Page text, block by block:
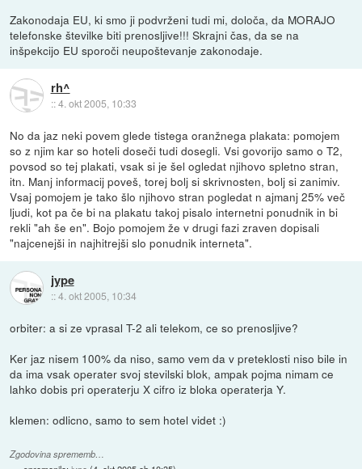
Zakonodaja EU, ki smo ji podvrženi tudi mi, določa, da MORAJO
telefonske številke biti prenosljive!!! Skrajni čas, da se na
inšpekcijo EU sporoči neupoštevanje zakonodaje.
rh^
::4. okt 2005, 10:33
No da jaz neki povem glede tistega oranžnega plakata: pomojem
so z njim kar so hoteli doseči tudi dosegli. Vsi govorijo samo o T2,
povsod so tej plakati, vsak si je šel ogledat njihovo spletno stran,
itn. Manj informacij poveš, torej bolj si skrivnosten, bolj si zanimiv.
Vsaj pomojem je tako šlo njihovo stran pogledat n ajmanj 25% več
ljudi, kot pa če bi na plakatu takoj pisalo internetni ponudnik in bi
rekli "ah še en". Bojo pomojem že v drugi fazi zraven dopisali
"najcenejši in najhitrejši slo ponudnik interneta".
jype
::4. okt 2005, 10:34
orbiter: a si ze vprasal T-2 ali telekom, ce so prenosljive?
Ker jaz nisem 100% da niso, samo vem da v preteklosti niso bile in
da ima vsak operater svoj stevilski blok, ampak pojma nimam ce
lahko dobis pri operaterju X cifro iz bloka operaterja Y.
klemen: odlicno, samo to sem hotel videt :)
Zgodovina sprememb…